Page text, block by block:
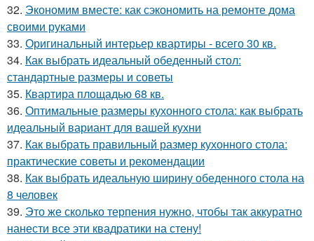
32. Экономим вместе: как сэкономить на ремонте дома
своими руками
33. Оригинальный интерьер квартиры - всего 30 кв.
34. Как выбрать идеальный обеденный стол:
стандартные размеры и советы
35. Квартира площадью 68 кв.
36. Оптимальные размеры кухонного стола: как выбрать
идеальный вариант для вашей кухни
37. Как выбрать правильный размер кухонного стола:
практические советы и рекомендации
38. Как выбрать идеальную ширину обеденного стола на
8 человек
39. Это же сколько терпения нужно, чтобы так аккуратно
нанести все эти квадратики на стену!